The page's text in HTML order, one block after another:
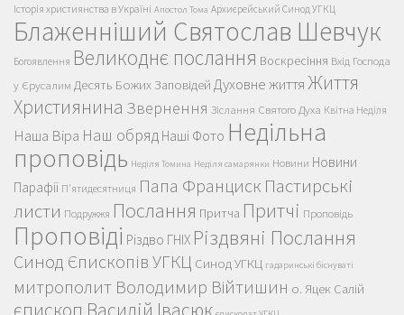
Історія християнства в Україні Апостол Тома Архиєрейський Синод УГКЦ
Блаженніший Святослав Шевчук
Богоявлення Великоднє послання Воскресіння Вхід Господа
у Єрусалим Десять Божих Заповідей Духовне життяЖиття
Християнина Звернення Зіслання Святого Духа Квітна Неділя
Наша Віра Наш обряд Наші Фото Недільна
проповідь Неділя Томина Неділя самарянки Новини Новини
Парафії П'ятидесятниця Папа Франциск Пастирські
листи Подружжя Послання Притча Притчі Проповідь
Проповіді Різдво ГНІХ Різдвяні Послання
Синод Єпископів УГКЦ Синод УГКЦ гадаринські біснуваті
митрополит Володимир Війтишин о. Яцек Салій
єпископ Василій Івасюк